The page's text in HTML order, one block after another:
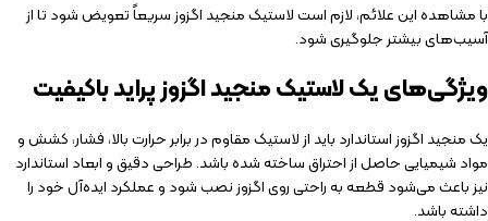
با مشاهده این علائم، لازم است لاستیک منجید اگزوز سریعاً تعویض شود تا از
آسیب‌های بیشتر جلوگیری شود.
ویژگی‌های یک لاستیک منجید اگزوز پراید باکیفیت
یک منجید اگزوز استاندارد باید از لاستیک مقاوم در برابر حرارت بالا، فشار، کشش و
مواد شیمیایی حاصل از احتراق ساخته شده باشد. طراحی دقیق و ابعاد استاندارد
نیز باعث می‌شود قطعه به راحتی روی اگزوز نصب شود و عملکرد ایده‌آل خود را
داشته باشد.